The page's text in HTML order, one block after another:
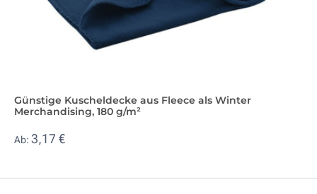
Günstige Kuscheldecke aus Fleece als Winter
Merchandising, 180 g/m²
Ab: 3,17 €